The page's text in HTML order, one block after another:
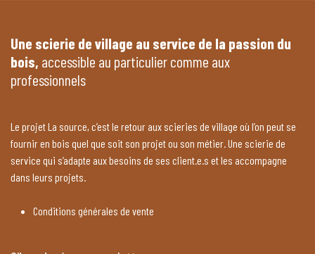
Une scierie de village au service de la passion du
bois, accessible au particulier comme aux
professionnels
Le projet La source, c’est le retour aux scieries de village où l’on peut se
fournir en bois quel que soit son projet ou son métier. Une scierie de
service qui s’adapte aux besoins de ses client.e.s et les accompagne
dans leurs projets.
Conditions générales de vente